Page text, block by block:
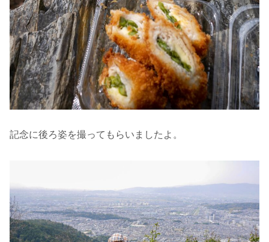
記念に後ろ姿を撮ってもらいましたよ。